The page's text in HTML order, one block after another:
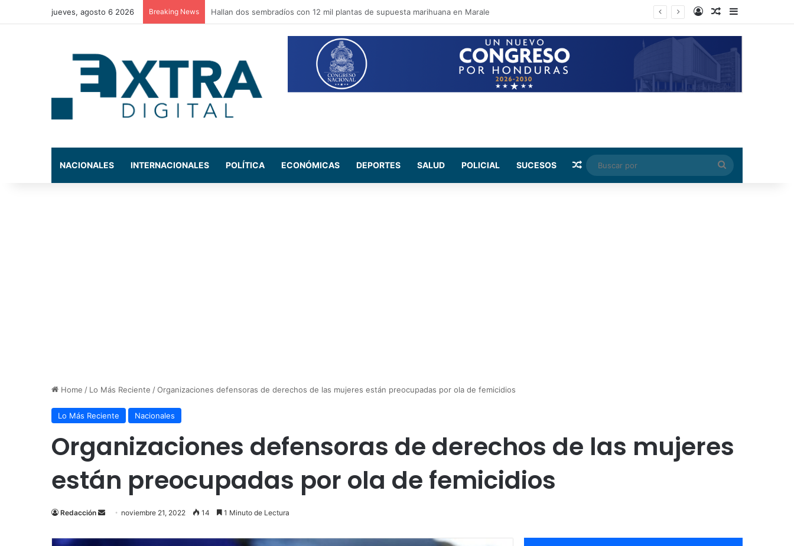
jueves, agosto 6 2026 Breaking News Policía Municipal apuesta por recuperar espacios públicos y reforzar la seguridad en la capital Log InRandom Article
Sidebar
NACIONALES INTERNACIONALES POLÍTICA ECONÓMICAS DEPORTES SALUD POLICIAL SUCESOS Random Article
Buscar
por
Home / Lo Más Reciente /Organizaciones defensoras de derechos de las mujeres están preocupadas por ola de femicidios
Lo Más Reciente Nacionales
Organizaciones defensoras de derechos de las mujeres
están preocupadas por ola de femicidios
Redacción
Send
email
noviembre 21, 2022 14 1 Minuto de Lectura